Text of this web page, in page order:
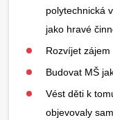
polytechnická
jako hravé
Rozvíjet zájem
Budovat MŠ
Vést děti k
objevovaly